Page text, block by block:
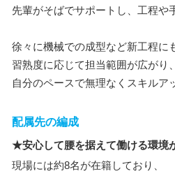
先輩がそばでサポートし、工程や
徐々に機械での成型など新工程
習熟度に応じて担当範囲が広がり、
自分のペースで無理なくスキルア
配属先の編成
★安心して腰を据えて働ける環境
現場には約8名が在籍しており、